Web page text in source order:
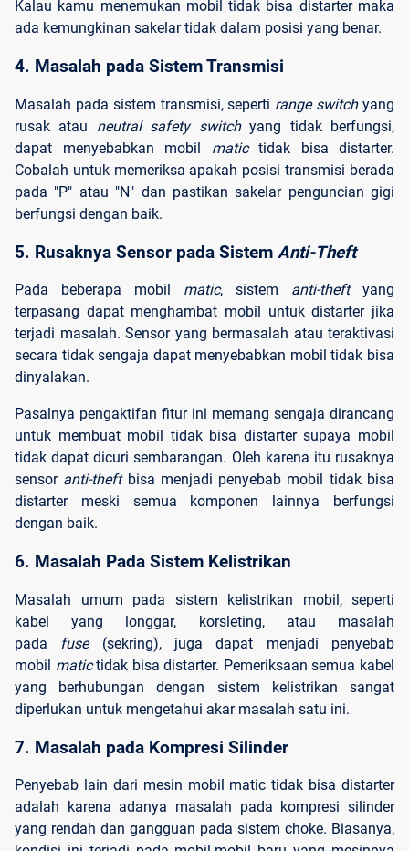
Kalau kamu menemukan mobil tidak bisa distarter maka
ada kemungkinan sakelar tidak dalam posisi yang benar.
4. Masalah pada Sistem Transmisi
Masalah pada sistem transmisi, seperti range switchyang
rusak atau neutral safety switchyang tidak berfungsi,
dapat menyebabkan mobil matic tidak bisa distarter.
Cobalah untuk memeriksa apakah posisi transmisi berada
pada "P" atau "N" dan pastikan sakelar penguncian gigi
berfungsi dengan baik.
5. Rusaknya Sensor pada Sistem Anti-Theft
Pada beberapa mobil matic, sistem anti-theft yang
terpasang dapat menghambat mobil untuk distarter jika
terjadi masalah. Sensor yang bermasalah atau teraktivasi
secara tidak sengaja dapat menyebabkan mobil tidak bisa
dinyalakan.
Pasalnya pengaktifan fitur ini memang sengaja dirancang
untuk membuat mobil tidak bisa distarter supaya mobil
tidak dapat dicuri sembarangan. Oleh karena itu rusaknya
sensor anti-theft bisa menjadi penyebab mobil tidak bisa
distarter meski semua komponen lainnya berfungsi
dengan baik.
6. Masalah Pada Sistem Kelistrikan
Masalah umum pada sistem kelistrikan mobil, seperti
kabel yang longgar, korsleting, atau masalah
pada fuse (sekring), juga dapat menjadi penyebab
mobil matictidak bisa distarter. Pemeriksaan semua kabel
yang berhubungan dengan sistem kelistrikan sangat
diperlukan untuk mengetahui akar masalah satu ini.
7. Masalah pada Kompresi Silinder
Penyebab lain dari mesin mobil matic tidak bisa distarter
adalah karena adanya masalah pada kompresi silinder
yang rendah dan gangguan pada sistem choke. Biasanya,